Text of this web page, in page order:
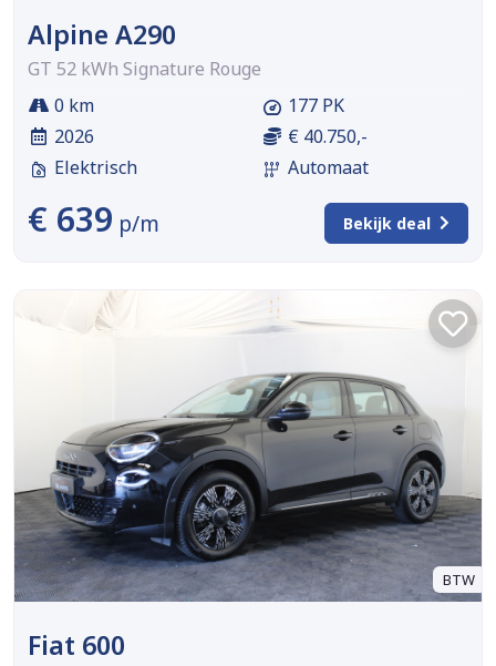
Alpine A290
GT 52 kWh Signature Rouge
0 km
2026
Elektrisch
177 PK
€ 40.750,-
Automaat
€ 639 p/m Bekijk deal
BTW
Fiat 600